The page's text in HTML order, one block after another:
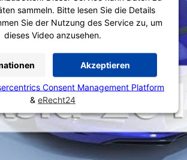
sammeln. Bitte lesen Sie die Details
Sie der Nutzung des Service zu, um
dieses Video anzusehen.
Akzeptieren
Consent Management Platform
& eRecht24